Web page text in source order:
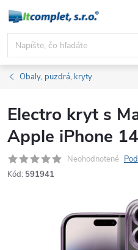
Prejsť
obsah
Obaly, puzdrá, kryty
Electro kryt s
Apple iPhone
Neohodnotené
Kód: 591941